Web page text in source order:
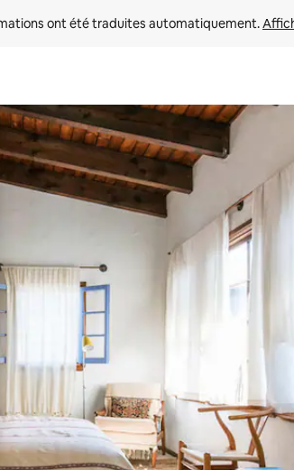
ont été traduites automatiquement.
et vers le bas pour les parcourir ou en